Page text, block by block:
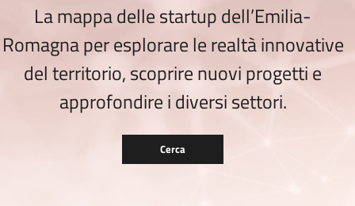
La mappa delle startup dell’Emilia-
Romagna per esplorare le realtà innovative
del territorio, scoprire nuovi progetti e
approfondire i diversi settori.
Cerca